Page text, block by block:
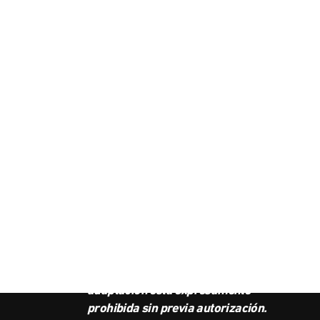
adaptación está expresamente
prohibida sin previa autorización.